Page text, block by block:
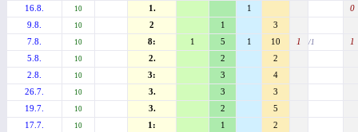
16.8.
10 1. 1
0
9.8.
10 2 1
3
7.8.
10 8: 1 5 1 10 1 /1
1
5.8.
10 2. 2
2
2.8.
10 3: 3
4
26.7.
10 3. 3
3
19.7.
10 3. 2
5
17.7.
10 1: 1
2